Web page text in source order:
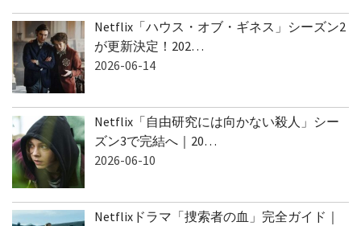
Netflix「ハウス・オブ・ギネス」シーズン2
が更新決定！202…
2026-06-14
Netflix「自由研究には向かない殺人」シー
ズン3で完結へ｜20…
2026-06-10
Netflixドラマ「捜索者の血」完全ガイド｜